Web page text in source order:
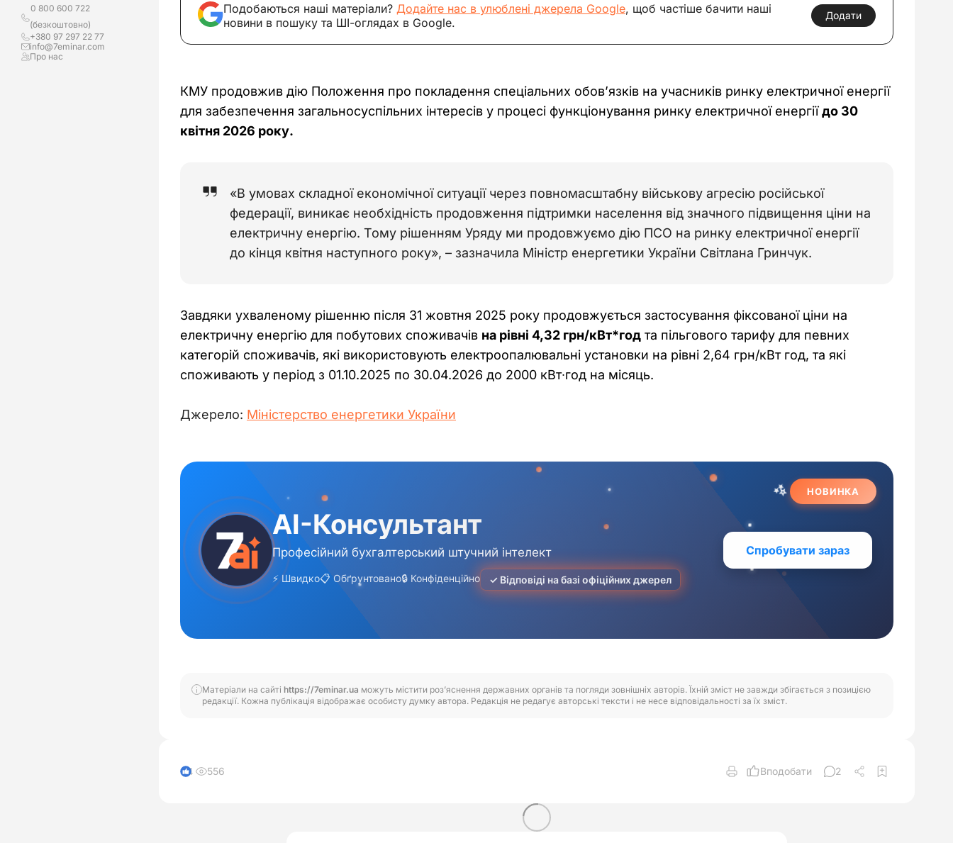
0 800 600 722
(безкоштовно)
+380 97 297 22 77
info@7eminar.com
Про нас
Подобаються наші матеріали? Додайте нас в улюблені джерела Google, щоб частіше бачити наші
новини в пошуку та ШІ-оглядах в Google.
Додати
КМУ продовжив дію Положення про покладення спеціальних обов’язків на учасників ринку електричної енергії
для забезпечення загальносуспільних інтересів у процесі функціонування ринку електричної енергії до 30
квітня 2026 року.
«В умовах складної економічної ситуації через повномасштабну військову агресію російської
федерації, виникає необхідність продовження підтримки населення від значного підвищення ціни на
електричну енергію. Тому рішенням Уряду ми продовжуємо дію ПСО на ринку електричної енергії
до кінця квітня наступного року», – зазначила Міністр енергетики України Світлана Гринчук.
Завдяки ухваленому рішенню після 31 жовтня 2025 року продовжується застосування фіксованої ціни на
електричну енергію для побутових споживачів на рівні 4,32 грн/кВт*год та пільгового тарифу для певних
категорій споживачів, які використовують електроопалювальні установки на рівні 2,64 грн/кВт год, та які
споживають у період з 01.10.2025 по 30.04.2026 до 2000 кВт∙год на місяць.
Джерело: Міністерство енергетики України
Матеріали на сайті https://7eminar.ua можуть містити роз’яснення державних органів та погляди зовнішніх авторів. Їхній зміст не завжди збігається з позицією
редакції. Кожна публікація відображає особисту думку автора. Редакція не редагує авторські тексти і не несе відповідальності за їх зміст.
4 556 Вподобати 2